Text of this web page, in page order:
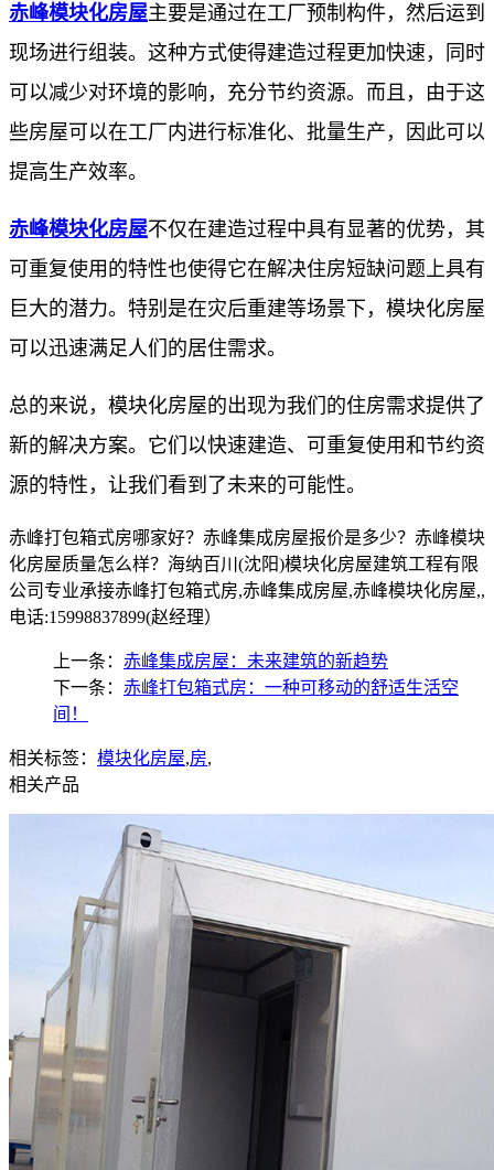
赤峰模块化房屋主要是通过在工厂预制构件，然后运到
现场进行组装。这种方式使得建造过程更加快速，同时
可以减少对环境的影响，充分节约资源。而且，由于这
些房屋可以在工厂内进行标准化、批量生产，因此可以
提高生产效率。
赤峰模块化房屋不仅在建造过程中具有显著的优势，其
可重复使用的特性也使得它在解决住房短缺问题上具有
巨大的潜力。特别是在灾后重建等场景下，模块化房屋
可以迅速满足人们的居住需求。
总的来说，模块化房屋的出现为我们的住房需求提供了
新的解决方案。它们以快速建造、可重复使用和节约资
源的特性，让我们看到了未来的可能性。
赤峰打包箱式房哪家好？赤峰集成房屋报价是多少？赤峰模块
化房屋质量怎么样？海纳百川(沈阳)模块化房屋建筑工程有限
公司专业承接赤峰打包箱式房,赤峰集成房屋,赤峰模块化房屋,,
电话:15998837899(赵经理）
上一条： 赤峰集成房屋：未来建筑的新趋势
下一条： 赤峰打包箱式房：一种可移动的舒适生活空
间！
相关标签： 模块化房屋,房,
相关产品